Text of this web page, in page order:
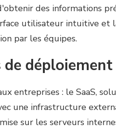
des informations
utilisateur intuitive et
par les équipes.
déploiement
entreprises : le SaaS,
une infrastructure
sur les serveurs